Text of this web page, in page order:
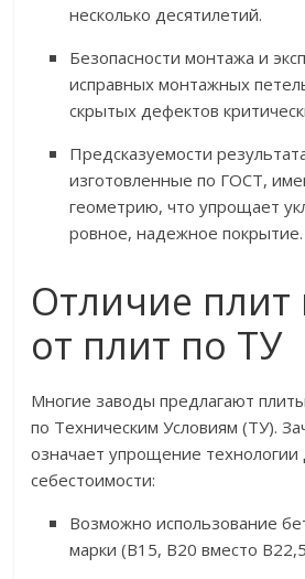
несколько десятилетий.
Безопасности монтажа и
исправных монтажных
скрытых дефектов
Предсказуемости
изготовленные по ГОСТ,
геометрию, что упрощает
ровное, надежное покрытие.
Отличие плит
от плит по ТУ
Многие заводы предлагают
по Техническим Условиям (ТУ).
означает упрощение технологии
себестоимости:
Возможно использование
марки (В15, В20 вместо